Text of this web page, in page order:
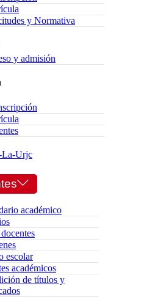
y Normativa
y admisión
La-Urjc
académico
escolar
académicos
de títulos y